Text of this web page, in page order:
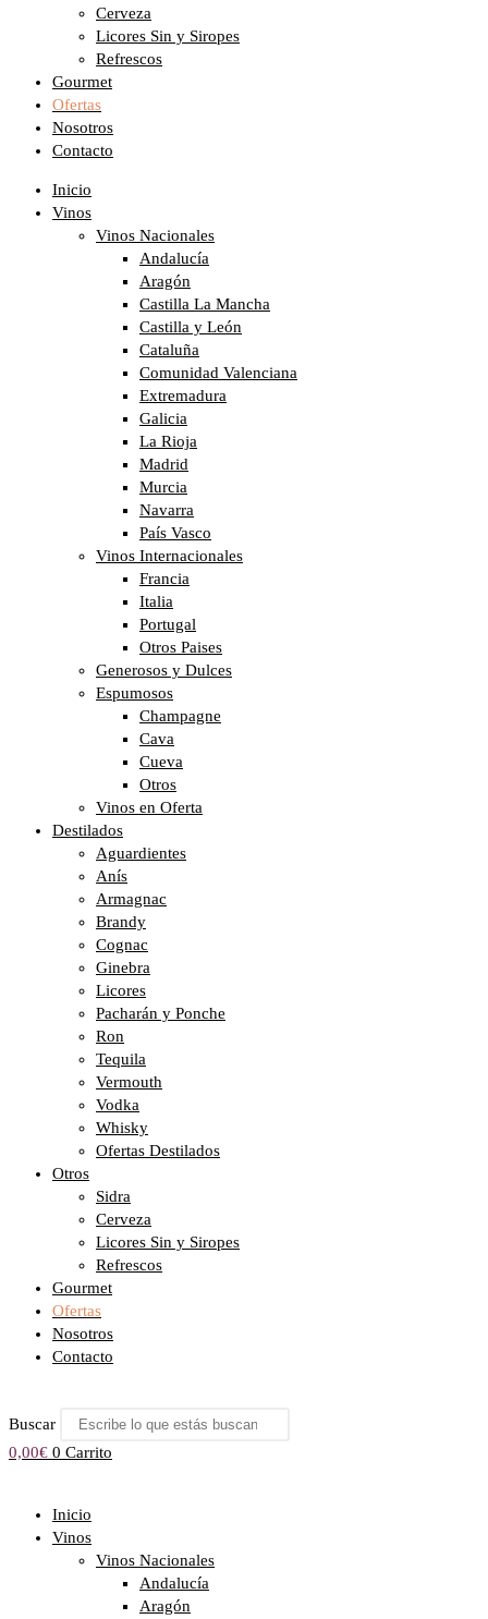
Cerveza
Licores Sin y Siropes
Refrescos
Gourmet
Ofertas
Nosotros
Contacto
Inicio
Vinos
Vinos Nacionales
Andalucía
Aragón
Castilla La Mancha
Castilla y León
Cataluña
Comunidad Valenciana
Extremadura
Galicia
La Rioja
Madrid
Murcia
Navarra
País Vasco
Vinos Internacionales
Francia
Italia
Portugal
Otros Paises
Generosos y Dulces
Espumosos
Champagne
Cava
Cueva
Otros
Vinos en Oferta
Destilados
Aguardientes
Anís
Armagnac
Brandy
Cognac
Ginebra
Licores
Pacharán y Ponche
Ron
Tequila
Vermouth
Vodka
Whisky
Ofertas Destilados
Otros
Sidra
Cerveza
Licores Sin y Siropes
Refrescos
Gourmet
Ofertas
Nosotros
Contacto
Buscar
0,00€ 0 Carrito
Inicio
Vinos
Vinos Nacionales
Andalucía
Aragón